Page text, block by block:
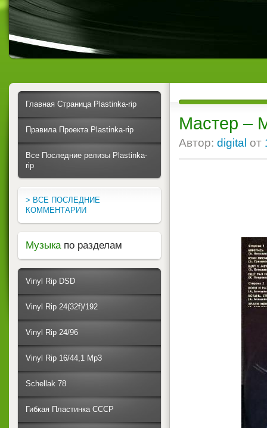
Мастер –
Автор: digital от
Главная Страница Plastinka-rip
Правила Проекта Plastinka-rip
Все Последние релизы Plastinka-
rip
> ВСЕ ПОСЛЕДНИЕ
КОММЕНТАРИИ
Музыка по разделам
Vinyl Rip DSD
Vinyl Rip 24(32f)/192
Vinyl Rip 24/96
Vinyl Rip 16/44,1 Mp3
Schellak 78
Гибкая Пластинка СССР